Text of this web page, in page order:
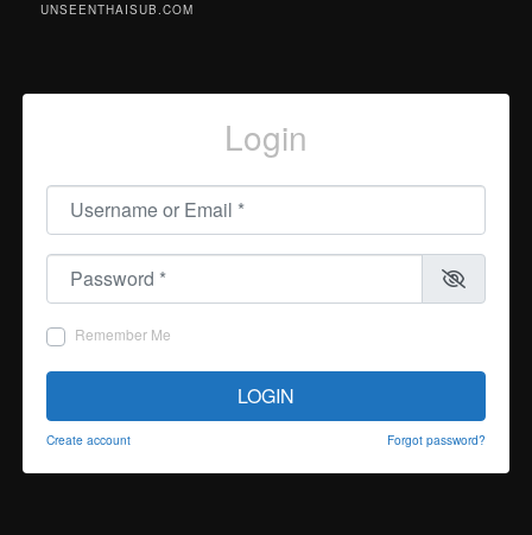
UNSEENTHAISUB.COM
Login
Username or Email
Password
Remember Me
LOGIN
Create account Forgot password?